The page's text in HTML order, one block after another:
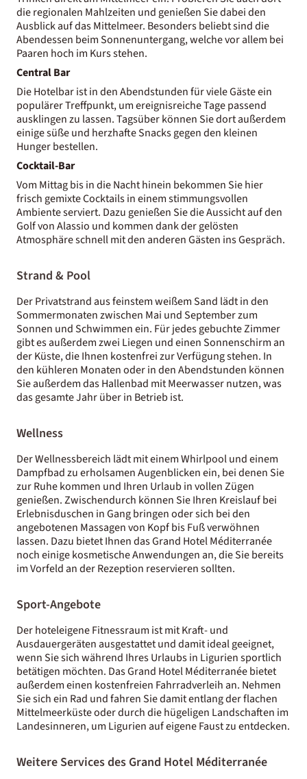
die regionalen Mahlzeiten und genießen Sie dabei den
Ausblick auf das Mittelmeer. Besonders beliebt sind die
Abendessen beim Sonnenuntergang, welche vor allem bei
Paaren hoch im Kurs stehen.
Central Bar
Die Hotelbar ist in den Abendstunden für viele Gäste ein
populärer Treffpunkt, um ereignisreiche Tage passend
ausklingen zu lassen. Tagsüber können Sie dort außerdem
einige süße und herzhafte Snacks gegen den kleinen
Hunger bestellen.
Cocktail-Bar
Vom Mittag bis in die Nacht hinein bekommen Sie hier
frisch gemixte Cocktails in einem stimmungsvollen
Ambiente serviert. Dazu genießen Sie die Aussicht auf den
Golf von Alassio und kommen dank der gelösten
Atmosphäre schnell mit den anderen Gästen ins Gespräch.
Strand & Pool
Der Privatstrand aus feinstem weißem Sand lädt in den
Sommermonaten zwischen Mai und September zum
Sonnen und Schwimmen ein. Für jedes gebuchte Zimmer
gibt es außerdem zwei Liegen und einen Sonnenschirm an
der Küste, die Ihnen kostenfrei zur Verfügung stehen. In
den kühleren Monaten oder in den Abendstunden können
Sie außerdem das Hallenbad mit Meerwasser nutzen, was
das gesamte Jahr über in Betrieb ist.
Wellness
Der Wellnessbereich lädt mit einem Whirlpool und einem
Dampfbad zu erholsamen Augenblicken ein, bei denen Sie
zur Ruhe kommen und Ihren Urlaub in vollen Zügen
genießen. Zwischendurch können Sie Ihren Kreislauf bei
Erlebnisduschen in Gang bringen oder sich bei den
angebotenen Massagen von Kopf bis Fuß verwöhnen
lassen. Dazu bietet Ihnen das Grand Hotel Méditerranée
noch einige kosmetische Anwendungen an, die Sie bereits
im Vorfeld an der Rezeption reservieren sollten.
Sport-Angebote
Der hoteleigene Fitnessraum ist mit Kraft- und
Ausdauergeräten ausgestattet und damit ideal geeignet,
wenn Sie sich während Ihres Urlaubs in Ligurien sportlich
betätigen möchten. Das Grand Hotel Méditerranée bietet
außerdem einen kostenfreien Fahrradverleih an. Nehmen
Sie sich ein Rad und fahren Sie damit entlang der flachen
Mittelmeerküste oder durch die hügeligen Landschaften im
Landesinneren, um Ligurien auf eigene Faust zu entdecken.
Weitere Services des Grand Hotel Méditerranée